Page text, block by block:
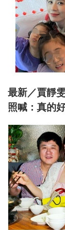
最新／賈靜
照喊：真的